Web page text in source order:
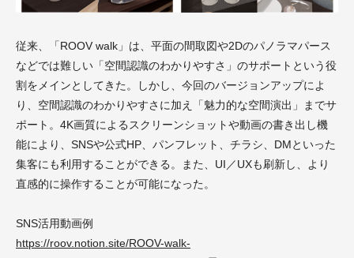
従来、「ROOV walk」は、平面の間取図や2Dのパノラマパース
などでは難しい「空間認識のわかりやすさ」のサポートという役
割をメインとしてきた。しかし、今回のバージョンアップによ
り、空間認識のわかりやすさに加え「魅力的な空間演出」までサ
ポート。4K画質によるスクリーンショットや動画の書き出し機
能により、SNSや公式HP、パンフレット、チラシ、DMといった
集客にも利用することができる。また、UI／UXも刷新し、より
直感的に操作することが可能になった。
SNS活用動画例
https://roov.notion.site/ROOV-walk-